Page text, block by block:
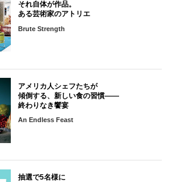
それ自体が作品。
ある芸術家のアトリエ
Brute Strength
アメリカ人シェフたちが
傾倒する、新しい食の習慣――
終わりなき饗宴
An Endless Feast
抽選で5名様に